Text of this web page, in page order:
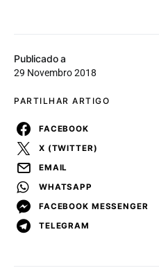
Publicado a
29 Novembro 2018
PARTILHAR ARTIGO
FACEBOOK
X (TWITTER)
EMAIL
WHATSAPP
FACEBOOK MESSENGER
TELEGRAM